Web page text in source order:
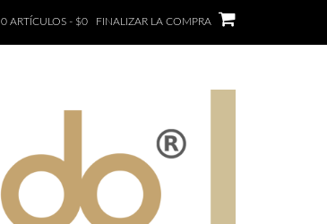
0 ARTÍCULOS - $0 FINALIZAR LA COMPRA